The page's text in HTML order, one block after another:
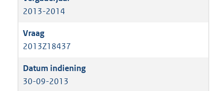
2013-2014
2013Z18437
30-09-2013